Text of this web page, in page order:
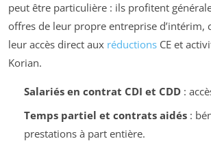
peut être particulière : ils profitent
offres de leur propre entreprise d’intérim,
leur accès direct aux réductions CE et
Korian.
Salariés en contrat CDI et CDD:
Temps partiel et contrats aidés:
prestations à part entière.